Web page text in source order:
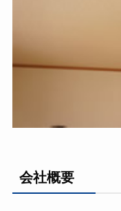
会社概要